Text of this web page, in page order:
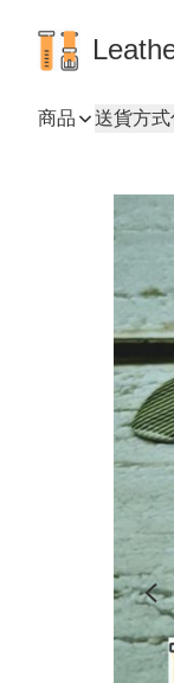
商品 送貨方式